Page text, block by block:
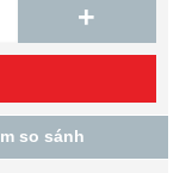
+
so sánh